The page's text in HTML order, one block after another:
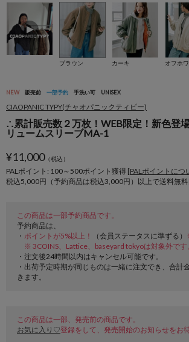
ブラウン カーキ オフホ
NEW 販売前 一部予約 手洗い可 UNISEX
CIAOPANIC TYPY(チャオパニックティピー)
∴累計販売数２万枚！WEB限定！新色登
リュームスリーブMA-1
¥11,000（税込）
PALポイント: 100～ 500ポイント獲得 [PALポイントにつ
税込5,000円（予約商品は税込3,000円）以上で送料無
この商品は一部予約商品です。
予約商品は、
・ ポイントが5%以上！ （会員ステータスに準ずる）
※ 3COINS、Lattice、baseyard tokyoは対象外です
・注文後24時間以内はキャンセル可能です。
・出荷予定時期が同じものは一緒に注文でき、合計
きます。
この商品は一部、発売前の商品です。
お気に入り♡登録をして、発売開始のお知らせをお